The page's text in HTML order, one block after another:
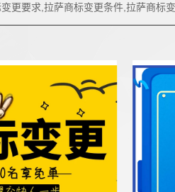
更要求,拉萨商标变更条件,拉萨商标